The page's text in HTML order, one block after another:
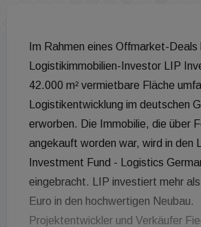
Im Rahmen eines Offmarket-Deals
Logistikimmobilien-Investor LIP
42.000 m² vermietbare Fläche
Logistikentwicklung im deutschen
erworben. Die Immobilie, die über
angekauft worden war, wird in den
Investment Fund - Logistics
eingebracht. LIP investiert mehr als
Euro in den hochwertigen Neubau.
Projektentwickler und Verkäufer